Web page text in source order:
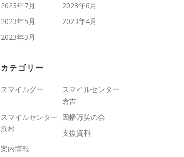
2023年7月
2023年6月
2023年5月
2023年4月
2023年3月
カテゴリー
スマイルグー
スマイルセンター
倉吉
スマイルセンター
浜村
因幡万笑の会
支援資料
案内情報